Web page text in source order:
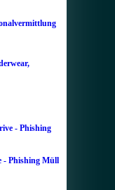
- Phishing Müll